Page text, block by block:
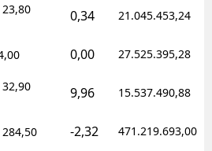
23,80 0,34 21.045.453,24
0,00 27.525.395,28
32,90 9,96 15.537.490,88
284,50 -2,32 471.219.693,00